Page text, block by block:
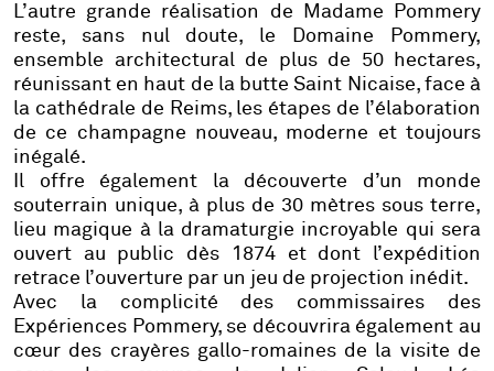
L’autre grande réalisation de Madame Pommery
reste, sans nul doute, le Domaine Pommery,
ensemble architectural de plus de 50 hectares,
réunissant en haut de la butte Saint Nicaise, face à
la cathédrale de Reims, les étapes de l’élaboration
de ce champagne nouveau, moderne et toujours
inégalé.
Il offre également la découverte d’un monde
souterrain unique, à plus de 30 mètres sous terre,
lieu magique à la dramaturgie incroyable qui sera
ouvert au public dès 1874 et dont l’expédition
retrace l’ouverture par un jeu de projection inédit.
Avec la complicité des commissaires des
Expériences Pommery, se découvrira également au
cœur des crayères gallo-romaines de la visite de